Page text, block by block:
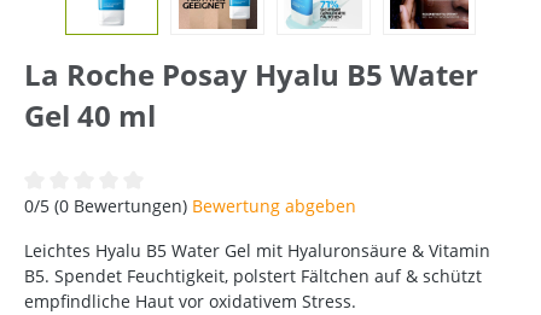
La Roche Posay Hyalu B5 Water
Gel 40 ml
Durchschnittliche Bewertung von 0 von 5 Sternen
0/5 (0 Bewertungen) Bewertung abgeben
Leichtes Hyalu B5 Water Gel mit Hyaluronsäure & Vitamin
B5. Spendet Feuchtigkeit, polstert Fältchen auf & schützt
empfindliche Haut vor oxidativem Stress.